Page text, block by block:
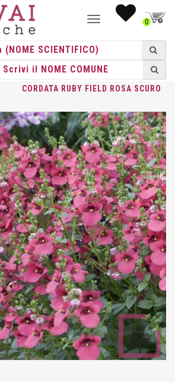
NAVIGAZIONE0
/ERBACEE PERENNI/DIASCIA / DIASCIA
CORDATA RUBY FIELD ROSA SCURO